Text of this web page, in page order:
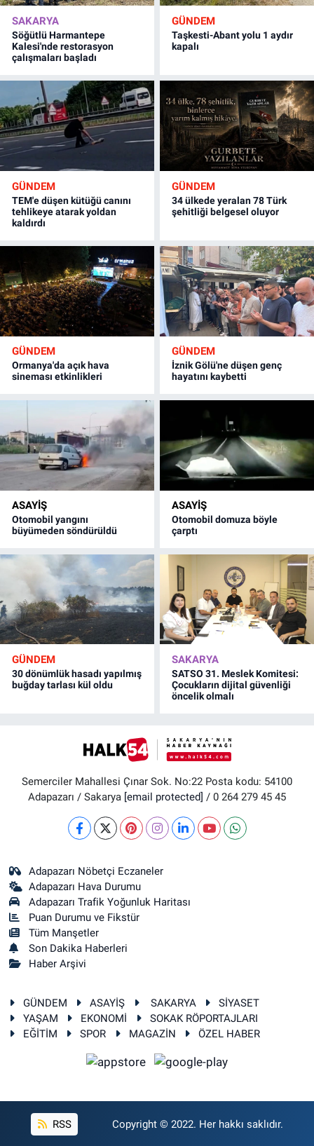
SAKARYA
Söğütlü Harmantepe
Kalesi'nde restorasyon
çalışmaları başladı
GÜNDEM
Taşkesti-Abant yolu 1 aydır
kapalı
GÜNDEM
TEM'e düşen kütüğü canını
tehlikeye atarak yoldan
kaldırdı
GÜNDEM
34 ülkede yeralan 78 Türk
şehitliği belgesel oluyor
GÜNDEM
Ormanya'da açık hava
sineması etkinlikleri
GÜNDEM
İznik Gölü'ne düşen genç
hayatını kaybetti
ASAYİŞ
Otomobil yangını
büyümeden söndürüldü
ASAYİŞ
Otomobil domuza böyle
çarptı
GÜNDEM
30 dönümlük hasadı yapılmış
buğday tarlası kül oldu
SAKARYA
SATSO 31. Meslek Komitesi:
Çocukların dijital güvenliği
öncelik olmalı
Semerciler Mahallesi Çınar Sok. No:22 Posta kodu: 54100
Adapazarı / Sakarya [email protected] / 0 264 279 45 45
Adapazarı Nöbetçi Eczaneler
Adapazarı Hava Durumu
Adapazarı Trafik Yoğunluk Haritası
Puan Durumu ve Fikstür
Tüm Manşetler
Son Dakika Haberleri
Haber Arşivi
GÜNDEM ASAYİŞ SAKARYA
SİYASET
YAŞAM
EKONOMİ
SOKAK RÖPORTAJLARI
EĞİTİM
SPOR MAGAZİN ÖZEL HABER
RSS Copyright © 2022. Her hakkı saklıdır.